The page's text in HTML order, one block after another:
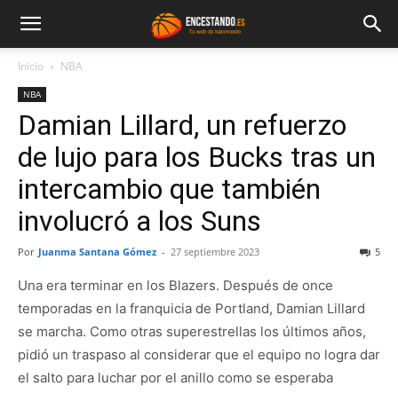
Inicio NBA
NBA
Damian Lillard, un refuerzo
de lujo para los Bucks tras un
intercambio que también
involucró a los Suns
Por Juanma Santana Gómez - 27 septiembre 2023 5
Una era terminar en los Blazers. Después de once
temporadas en la franquicia de Portland, Damian Lillard
se marcha. Como otras superestrellas los últimos años,
pidió un traspaso al considerar que el equipo no logra dar
el salto para luchar por el anillo como se esperaba